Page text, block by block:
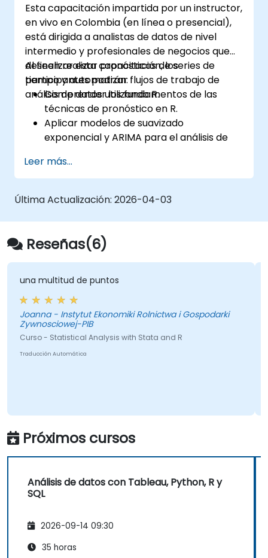
Esta capacitación impartida por un instructor,
en vivo en Colombia (en línea o presencial),
está dirigida a analistas de datos de nivel
intermedio y profesionales de negocios que
deseen realizar pronósticos de series de
tiempo y automatizar flujos de trabajo de
análisis de datos utilizando R.
Al finalizar esta capacitación, los
participantes podrán:
Comprender los fundamentos de las
técnicas de pronóstico en R.
Aplicar modelos de suavizado
exponencial y ARIMA para el análisis de
Utilizar el paquete 'forecast' para generar
modelos de pronóstico precisos.
Automatizar flujos de trabajo de
empresariales e investigativas.
Leer más...
Última Actualización: 2026-04-03
Reseñas(6)
una multitud de puntos
Joanna - Instytut Ekonomiki Rolnictwa i Gospodarki
Zywnosciowej-PIB
Curso - Statistical Analysis with Stata and R
Traducción Automática
Próximos cursos
Análisis de datos con Tableau, Python, R y
SQL
2026-09-14 09:30
35 horas